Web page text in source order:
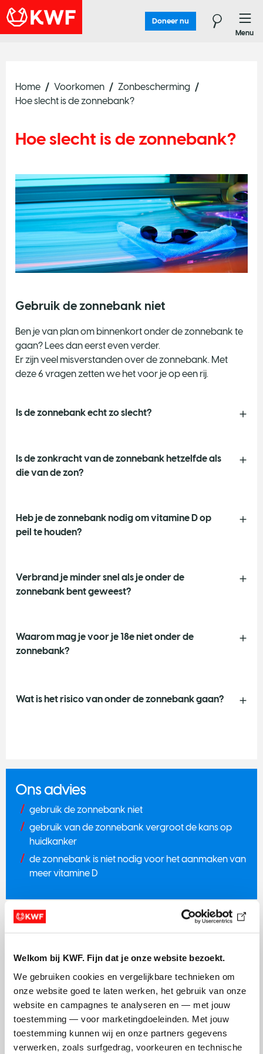
Welkom bij KWF. Fijn dat je onze website bezoekt.
We gebruiken cookies en vergelijkbare technieken om
onze website goed te laten werken, het gebruik van onze
website en campagnes te analyseren en — met jouw
toestemming — voor marketingdoeleinden. Met jouw
toestemming kunnen wij en onze partners gegevens
verwerken, zoals surfgedrag, voorkeuren en technische
Doneer nu
Menu
Home Voorkomen
Zonbescherming
Hoe slecht is de zonnebank?
Hoe slecht is de zonnebank?
Gebruik de zonnebank niet
Ben je van plan om binnenkort onder de zonnebank te
gaan? Lees dan eerst even verder.
Er zijn veel misverstanden over de zonnebank. Met
deze 6 vragen zetten we het voor je op een rij.
Is de zonnebank echt zo slecht?
Is de zonkracht van de zonnebank hetzelfde als
die van de zon?
Heb je de zonnebank nodig om vitamine D op
peil te houden?
Verbrand je minder snel als je onder de
zonnebank bent geweest?
Waarom mag je voor je 18e niet onder de
zonnebank?
Wat is het risico van onder de zonnebank gaan?
Ons advies
gebruik de zonnebank niet
gebruik van de zonnebank vergroot de kans op
huidkanker
de zonnebank is niet nodig voor het aanmaken van
meer vitamine D
Zon en huidkanker
Dingen waar je kanker van kunt
krijgen